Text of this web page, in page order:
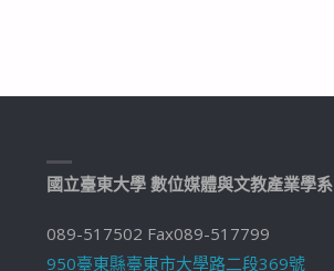
國立臺東大學 數位媒體與文教產業學系
089-517502 Fax089-517799
950臺東縣臺東市大學路二段369號